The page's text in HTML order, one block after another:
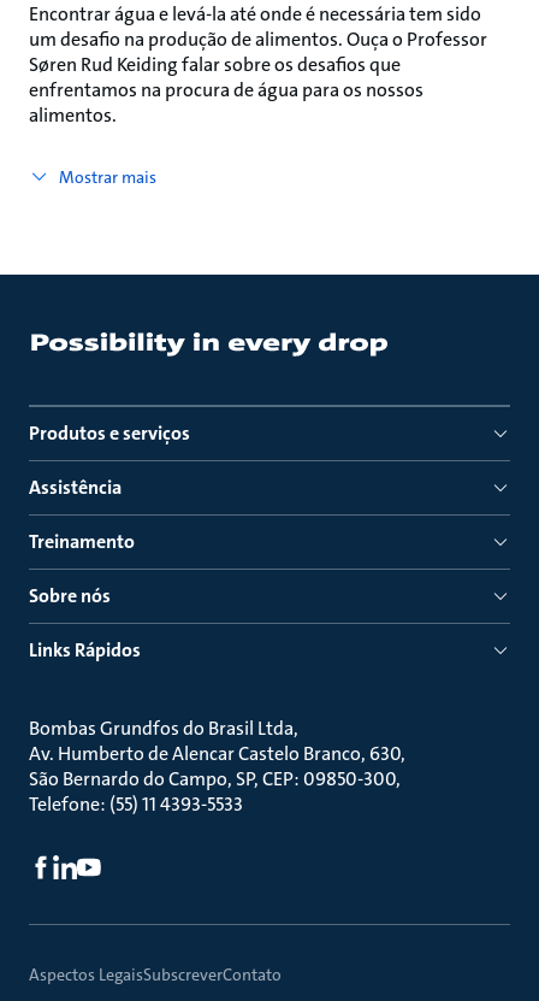
Encontrar água e levá-la até onde é necessária tem sido
um desafio na produção de alimentos. Ouça o Professor
Søren Rud Keiding falar sobre os desafios que
enfrentamos na procura de água para os nossos
alimentos.
Mostrar mais
Produtos e serviços
Assistência
Treinamento
Sobre nós
Links Rápidos
Bombas Grundfos do Brasil Ltda
Av. Humberto de Alencar Castelo Branco, 630
São Bernardo do Campo, SP, CEP: 09850-300
Telefone: (55) 11 4393-5533
Aspectos LegaisSubscreverContato